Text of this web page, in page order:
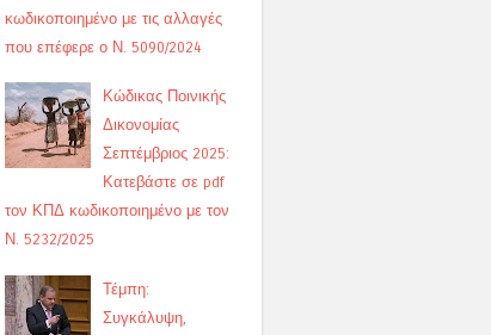
κωδικοποιημένο με τις αλλαγές
που επέφερε ο Ν. 5090/2024
Κώδικας Ποινικής
Δικονομίας
Σεπτέμβριος 2025:
Κατεβάστε σε pdf
τον ΚΠΔ κωδικοποιημένο με τον
Ν. 5232/2025
Τέμπη:
Συγκάλυψη,